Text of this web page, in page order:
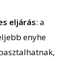
eljárás: a
enyhe